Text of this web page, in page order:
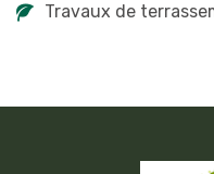
Travaux de